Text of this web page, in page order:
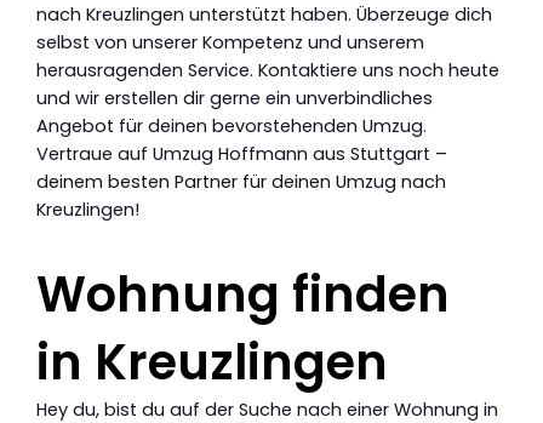
nach Kreuzlingen unterstützt haben. Überzeuge dich
selbst von unserer Kompetenz und unserem
herausragenden Service. Kontaktiere uns noch heute
und wir erstellen dir gerne ein unverbindliches
Angebot für deinen bevorstehenden Umzug.
Vertraue auf Umzug Hoffmann aus Stuttgart –
deinem besten Partner für deinen Umzug nach
Kreuzlingen!
Wohnung finden
in Kreuzlingen
Hey du, bist du auf der Suche nach einer Wohnung in